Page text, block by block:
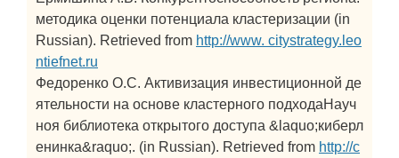
методика оценки потенциала кластеризации (in
Russian). Retrieved from http://www. citystrategy.leo
ntiefnet.ru
Федоренко О.С. Активизация инвестиционной де
ятельности на основе кластерного подходаНауч
ноя библиотека открытого доступа &laquo;киберл
енинка&raquo;. (in Russian). Retrieved from http://c